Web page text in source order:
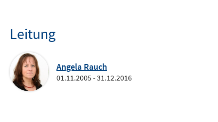
Leitung
Angela Rauch
01.11.2005 - 31.12.2016